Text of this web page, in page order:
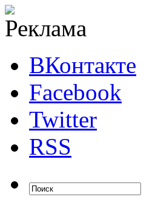
ВКонтакте
Facebook
Twitter
RSS